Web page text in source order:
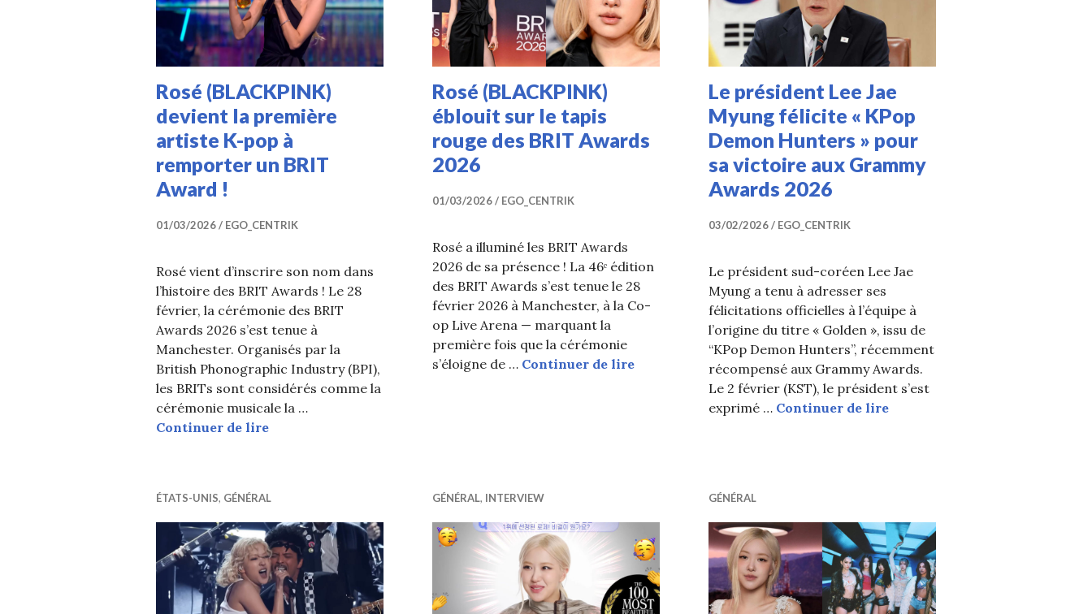
Rosé (BLACKPINK)
devient la première
artiste K-pop à
remporter un BRIT
Award !
01/03/2026 EGO_CENTRIK
Rosé vient d’inscrire son nom dans
l’histoire des BRIT Awards ! Le 28
février, la cérémonie des BRIT
Awards 2026 s’est tenue à
Manchester. Organisés par la
British Phonographic Industry (BPI),
les BRITs sont considérés comme la
cérémonie musicale la …
Continuer de lireRosé (BLACKPINK) devient la première artiste K-pop à remporter un BRIT Award !
Rosé (BLACKPINK)
éblouit sur le tapis
rouge des BRIT Awards
2026
01/03/2026 EGO_CENTRIK
Rosé a illuminé les BRIT Awards
2026 de sa présence ! La 46ᵉ édition
des BRIT Awards s’est tenue le 28
février 2026 à Manchester, à la Co-
op Live Arena — marquant la
première fois que la cérémonie
s’éloigne de … Continuer de lireRosé (BLACKPINK) éblouit sur le tapis rouge des BRIT Awards 2026
Le président Lee Jae
Myung félicite « KPop
Demon Hunters » pour
sa victoire aux Grammy
Awards 2026
03/02/2026 EGO_CENTRIK
Le président sud-coréen Lee Jae
Myung a tenu à adresser ses
félicitations officielles à l’équipe à
l’origine du titre « Golden », issu de
“KPop Demon Hunters”, récemment
récompensé aux Grammy Awards.
Le 2 février (KST), le président s’est
exprimé … Continuer de lireLe président Lee Jae Myung
ÉTATS-UNIS, GÉNÉRAL GÉNÉRAL, INTERVIEW GÉNÉRAL